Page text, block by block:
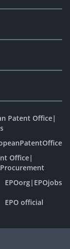
Patent Office|
Office|
Procurement
EPOorg| EPOjobs
EPO official